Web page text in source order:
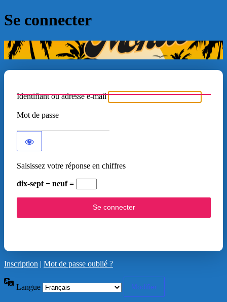
Se connecter
Identifiant ou adresse e-mail
Mot de passe
Saisissez votre réponse en chiffres
dix-sept − neuf =
Inscription | Mot de passe oublié ?
Langue